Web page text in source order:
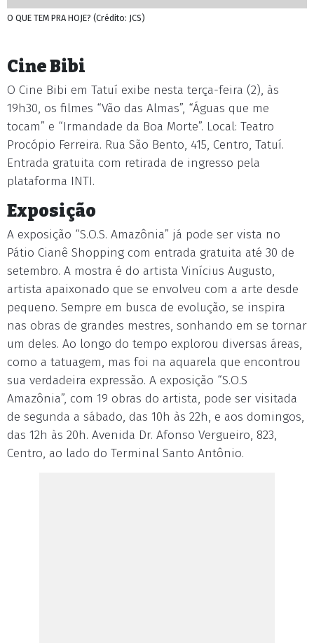
O QUE TEM PRA HOJE? (Crédito: JCS)
Cine Bibi
O Cine Bibi em Tatuí exibe nesta terça-feira (2), às
19h30, os filmes “Vão das Almas”, “Águas que me
tocam” e “Irmandade da Boa Morte”. Local: Teatro
Procópio Ferreira. Rua São Bento, 415, Centro, Tatuí.
Entrada gratuita com retirada de ingresso pela
plataforma INTI.
Exposição
A exposição “S.O.S. Amazônia” já pode ser vista no
Pátio Cianê Shopping com entrada gratuita até 30 de
setembro. A mostra é do artista Vinícius Augusto,
artista apaixonado que se envolveu com a arte desde
pequeno. Sempre em busca de evolução, se inspira
nas obras de grandes mestres, sonhando em se tornar
um deles. Ao longo do tempo explorou diversas áreas,
como a tatuagem, mas foi na aquarela que encontrou
sua verdadeira expressão. A exposição “S.O.S
Amazônia”, com 19 obras do artista, pode ser visitada
de segunda a sábado, das 10h às 22h, e aos domingos,
das 12h às 20h. Avenida Dr. Afonso Vergueiro, 823,
Centro, ao lado do Terminal Santo Antônio.